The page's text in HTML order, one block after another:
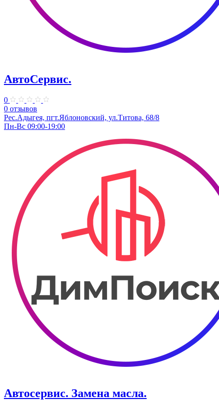
АвтоСервис.
0
0 отзывов
Рес.Адыгея, пгт.Яблоновский, ул.Титова, 68/8
Пн-Вс 09:00-19:00
Автосервис. Замена масла.